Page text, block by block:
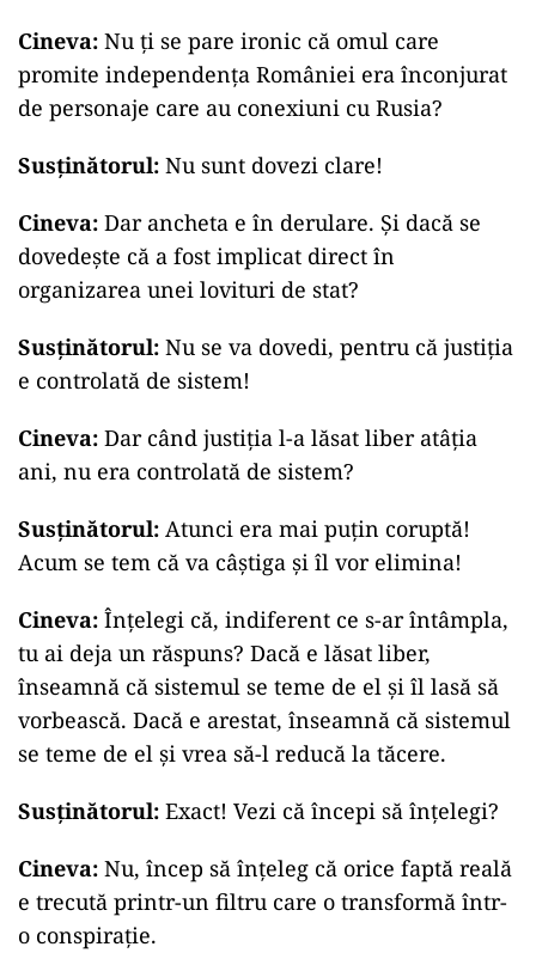
Cineva: Nu ți se pare ironic că omul care
promite independența României era înconjurat
de personaje care au conexiuni cu Rusia?
Susținătorul: Nu sunt dovezi clare!
Cineva: Dar ancheta e în derulare. Și dacă se
dovedește că a fost implicat direct în
organizarea unei lovituri de stat?
Susținătorul: Nu se va dovedi, pentru că justiția
e controlată de sistem!
Cineva: Dar când justiția l-a lăsat liber atâția
ani, nu era controlată de sistem?
Susținătorul: Atunci era mai puțin coruptă!
Acum se tem că va câștiga și îl vor elimina!
Cineva: Înțelegi că, indiferent ce s-ar întâmpla,
tu ai deja un răspuns? Dacă e lăsat liber,
înseamnă că sistemul se teme de el și îl lasă să
vorbească. Dacă e arestat, înseamnă că sistemul
se teme de el și vrea să-l reducă la tăcere.
Susținătorul: Exact! Vezi că începi să înțelegi?
Cineva: Nu, încep să înțeleg că orice faptă reală
e trecută printr-un filtru care o transformă într-
o conspirație.